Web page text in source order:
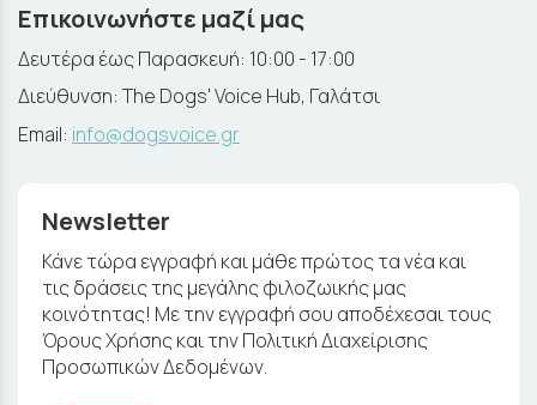
Επικοινωνήστε μαζί μας
Δευτέρα έως Παρασκευή: 10:00 - 17:00
Διεύθυνση: The Dogs' Voice Hub, Γαλάτσι
Email: info@dogsvoice.gr
Newsletter
Κάνε τώρα εγγραφή και μάθε πρώτος τα νέα και
τις δράσεις της μεγάλης φιλοζωικής μας
κοινότητας! Με την εγγραφή σου αποδέχεσαι τους
Όρους Χρήσης και την Πολιτική Διαχείρισης
Προσωπικών Δεδομένων.